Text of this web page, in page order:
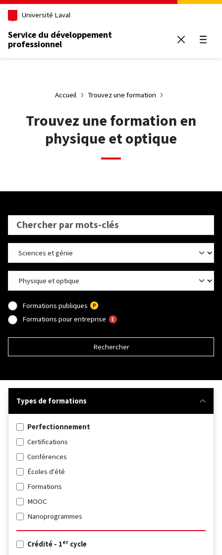
Aller au contenu principal
Université Laval
Service du développement
professionnel
Accueil Trouvez une formation
Trouvez une formation en
physique et optique
Formations publiques
Formations pour entreprise
Rechercher
Types de formations
Perfectionnement
Certifications
Conférences
Écoles d'été
Formations
MOOC
Nanoprogrammes
Crédité - 1er cycle